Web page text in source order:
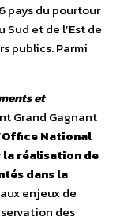
pays du pourtour
et de l’Est de
publics. Parmi
et
Grand Gagnant
Office National
la réalisation de
dans la
enjeux de
des